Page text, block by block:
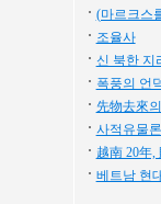
(마르크스
조율사
신 북한 지
폭풍의 언
先物去來
사적유물
越南 20年,
베트남 현